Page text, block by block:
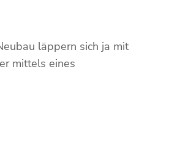
läppern sich ja mit
mittels eines